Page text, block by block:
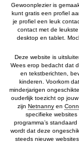
Gewoonplezier is
kunt gratis een profiel
je profiel een leuk
contact met de
desktop en tablet.
Deze website is
Wees erop bedacht dat
en tekstberichten,
kinderen. Voorkom
minderjarigen
ouderlijk toezicht op
zijn Netnannyen
specifieke
programma’s
wordt dat deze
steeds nieuwe